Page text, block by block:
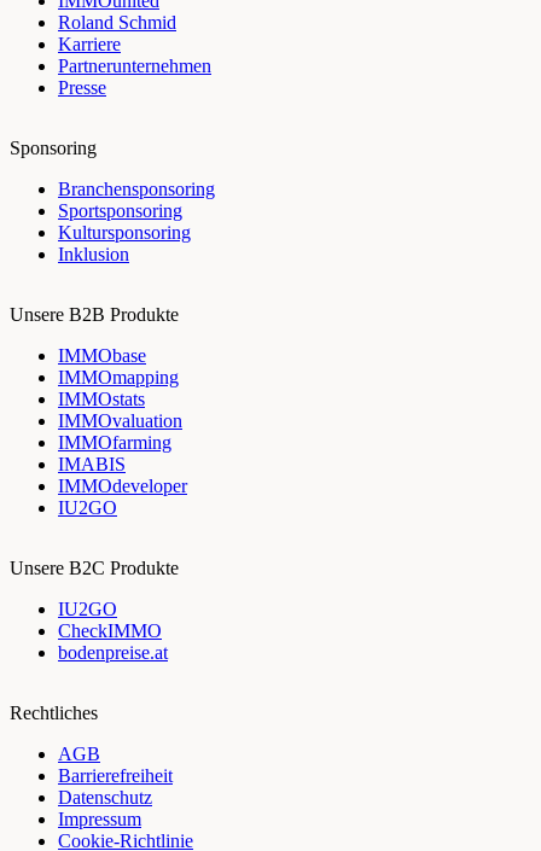
Roland Schmid
Karriere
Partnerunternehmen
Presse
Sponsoring
Branchensponsoring
Sportsponsoring
Kultursponsoring
Inklusion
Unsere B2B Produkte
IMMObase
IMMOmapping
IMMOstats
IMMOvaluation
IMMOfarming
IMABIS
IMMOdeveloper
IU2GO
Unsere B2C Produkte
IU2GO
CheckIMMO
bodenpreise.at
Rechtliches
AGB
Barrierefreiheit
Datenschutz
Impressum
Cookie-Richtlinie